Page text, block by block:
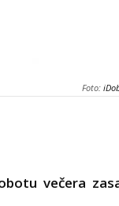
Foto:
večera